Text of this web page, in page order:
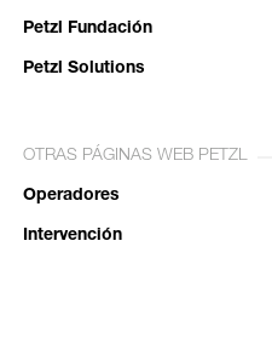
Petzl Fundación
Petzl Solutions
OTRAS PÁGINAS WEB PETZL
Operadores
Intervención